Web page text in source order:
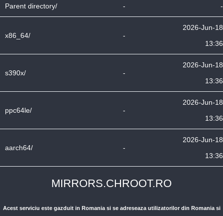
Parent directory/ - -
x86_64/ -
2026-Jun-18
13:36
s390x/ -
2026-Jun-18
13:36
ppc64le/ -
2026-Jun-18
13:36
aarch64/ -
2026-Jun-18
13:36
MIRRORS.CHROOT.RO
Acest serviciu este gazduit in Romania si se adreseaza utilizatorilor din Romania si